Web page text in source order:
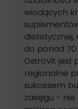
wiodących
do ponad 70
OstroVit jest
regionalne
sukcesem
zasięgu -